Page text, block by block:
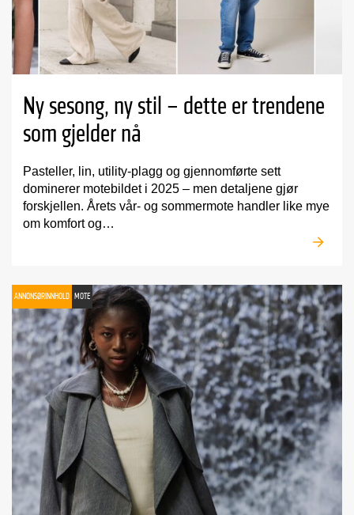
Ny sesong, ny stil – dette er trendene
som gjelder nå
Pasteller, lin, utility-plagg og gjennomførte sett
dominerer motebildet i 2025 – men detaljene gjør
forskjellen. Årets vår- og sommermote handler like mye
om komfort og…
ANNONSØRINNHOLD MOTE